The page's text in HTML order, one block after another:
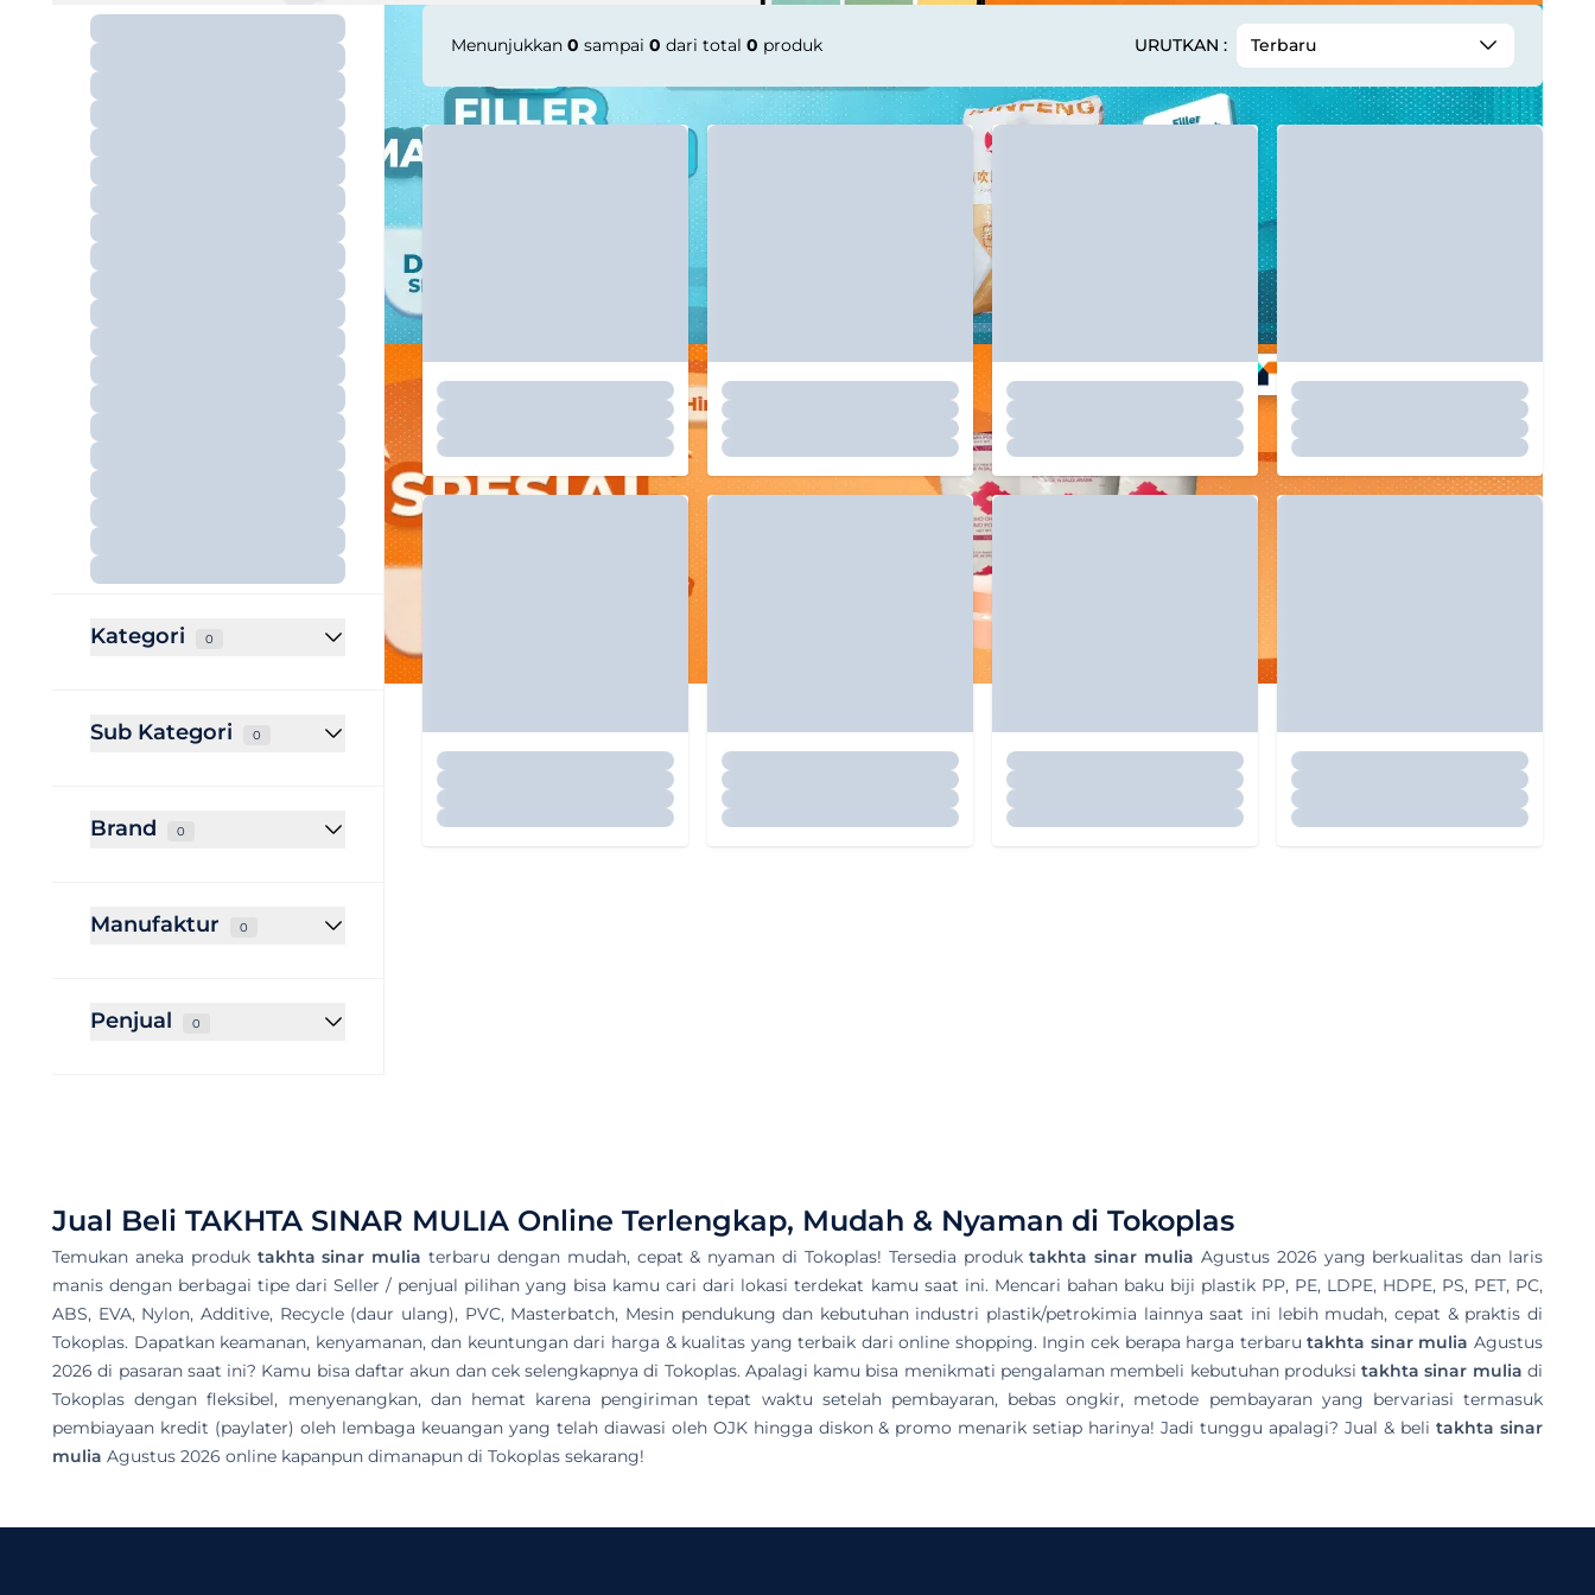
Kategori 0
Sub Kategori 0
Brand 0
Manufaktur 0
Penjual 0
Menunjukkan 0 sampai 0 dari total 0 produk URUTKAN : Terbaru
Jual Beli TAKHTA SINAR MULIA Online Terlengkap, Mudah & Nyaman di Tokoplas
Temukan aneka produk takhta sinar mulia terbaru dengan mudah, cepat & nyaman di Tokoplas! Tersedia produktakhta sinar mulia Agustus 2026 yang berkualitas dan laris
manis dengan berbagai tipe dari Seller / penjual pilihan yang bisa kamu cari dari lokasi terdekat kamu saat ini. Mencari bahan baku biji plastik PP, PE, LDPE, HDPE, PS, PET, PC,
ABS, EVA, Nylon, Additive, Recycle (daur ulang), PVC, Masterbatch, Mesin pendukung dan kebutuhan industri plastik/petrokimia lainnya saat ini lebih mudah, cepat & praktis di
Tokoplas. Dapatkan keamanan, kenyamanan, dan keuntungan dari harga & kualitas yang terbaik dari online shopping. Ingin cek berapa harga terbarutakhta sinar mulia Agustus
2026 di pasaran saat ini? Kamu bisa daftar akun dan cek selengkapnya di Tokoplas. Apalagi kamu bisa menikmati pengalaman membeli kebutuhan produksitakhta sinar mulia di
Tokoplas dengan fleksibel, menyenangkan, dan hemat karena pengiriman tepat waktu setelah pembayaran, bebas ongkir, metode pembayaran yang bervariasi termasuk
pembiayaan kredit (paylater) oleh lembaga keuangan yang telah diawasi oleh OJK hingga diskon & promo menarik setiap harinya! Jadi tunggu apalagi? Jual & belitakhta sinar
mulia Agustus 2026 online kapanpun dimanapun di Tokoplas sekarang!